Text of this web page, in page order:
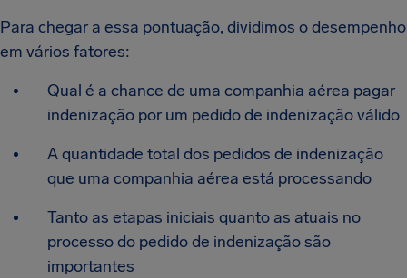
Para chegar a essa pontuação, dividimos o desempenho
em vários fatores:
Qual é a chance de uma companhia aérea pagar
indenização por um pedido de indenização válido
A quantidade total dos pedidos de indenização
que uma companhia aérea está processando
Tanto as etapas iniciais quanto as atuais no
processo do pedido de indenização são
importantes